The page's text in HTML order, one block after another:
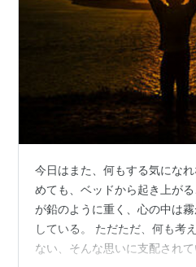
今日はまた、何もする気にな
めても、ベッドから起き上が
が鉛のように重く、心の中は
している。 ただただ、何も考
ない、そんな思いに支配され